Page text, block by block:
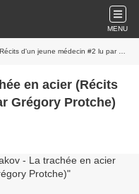
MENU
jeune médecin #2 lu par Grégory Protche)
en acier (Récits
Grégory Protche)